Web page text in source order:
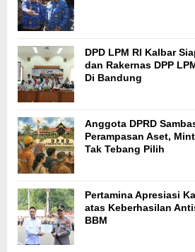
DPD LPM RI Kalbar
dan Rakernas DPP
Di Bandung
Anggota DPRD
Perampasan Aset,
Tak Tebang Pilih
Pertamina Apresiasi
atas Keberhasilan
BBM